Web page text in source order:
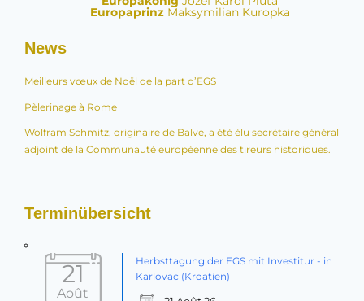
EuropaprinzMaksymilian Kuropka
News
Meilleurs vœux de Noël de la part d’EGS
Pèlerinage à Rome
Wolfram Schmitz, originaire de Balve, a été élu secrétaire général
adjoint de la Communauté européenne des tireurs historiques.
Terminübersicht
21
Août
Herbsttagung der EGS mit Investitur - in
Karlovac (Kroatien)